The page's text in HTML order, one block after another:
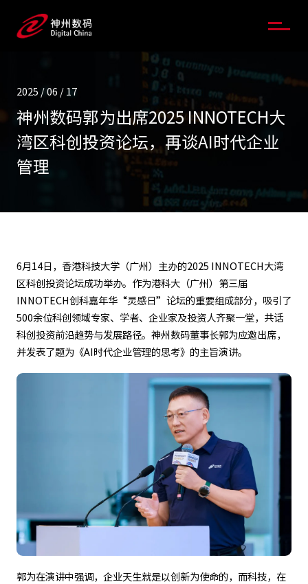
2025 / 06 / 17
神州数码郭为出席2025 INNOTECH大
湾区科创投资论坛，再谈AI时代企业
管理
6月14日，香港科技大学（广州）主办的2025 INNOTECH大湾
区科创投资论坛成功举办。作为港科大（广州）第三届
INNOTECH创科嘉年华“灵感日”论坛的重要组成部分，吸引了
500余位科创领域专家、学者、企业家及投资人齐聚一堂，共话
科创投资前沿趋势与发展路径。神州数码董事长郭为应邀出席，
并发表了题为《AI时代企业管理的思考》的主旨演讲。
郭为在演讲中强调，企业天生就是以创新为使命的，而科技，在